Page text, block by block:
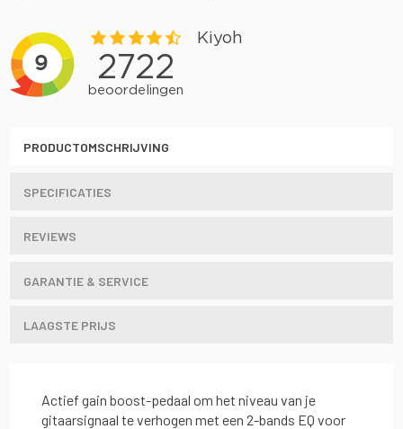
PRODUCTOMSCHRIJVING
SPECIFICATIES
REVIEWS
GARANTIE & SERVICE
LAAGSTE PRIJS
Actief gain boost-pedaal om het niveau van je
gitaarsignaal te verhogen met een 2-bands EQ voor